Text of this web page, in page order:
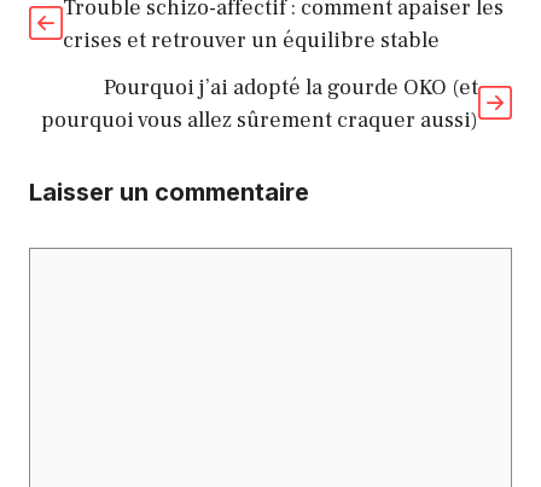
Trouble schizo-affectif : comment apaiser les
crises et retrouver un équilibre stable
Pourquoi j’ai adopté la gourde OKO (et
pourquoi vous allez sûrement craquer aussi)
Laisser un commentaire